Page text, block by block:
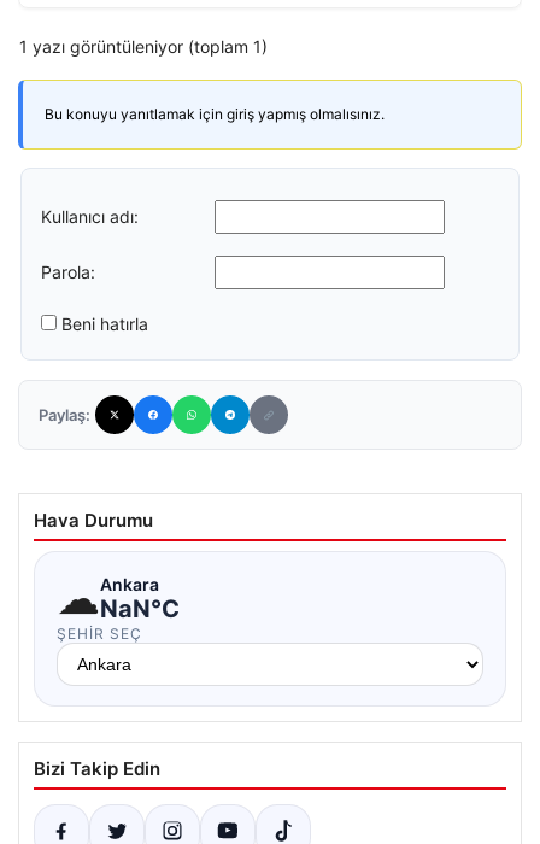
1 yazı görüntüleniyor (toplam 1)
Bu konuyu yanıtlamak için giriş yapmış olmalısınız.
Kullanıcı adı:
Parola:
Beni hatırla
Paylaş:
Hava Durumu
☁Ankara
NaN°C
ŞEHIR SEÇ
Bizi Takip Edin